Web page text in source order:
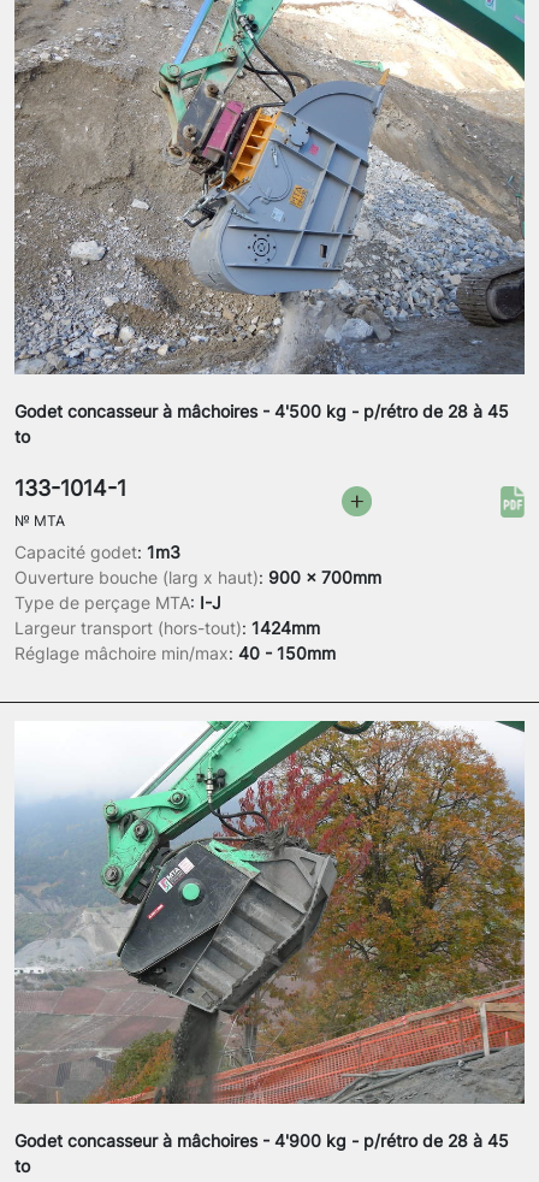
Godet concasseur à mâchoires - 4'500 kg - p/rétro de 28 à 45
to
Capacité godet: 1m3
Ouverture bouche (larg x haut): 900 x 700mm
Type de perçage MTA: I-J
Largeur transport (hors-tout): 1424mm
Réglage mâchoire min/max: 40 - 150mm
133-1014-1
№ MTA
Godet concasseur à mâchoires - 4'900 kg - p/rétro de 28 à 45
to